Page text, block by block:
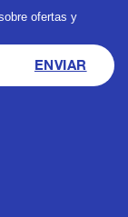
ofertas y